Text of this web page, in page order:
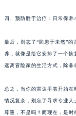
四、预防胜于治疗：日常保养
最后，别忘了“防患于未然”
养，就像是给它安排了一个
远离冒险家的生活方式，除非
总之，当你的雷达手表开始
情况复杂，别忘了寻求专业
尊重，不是吗？而现在，是